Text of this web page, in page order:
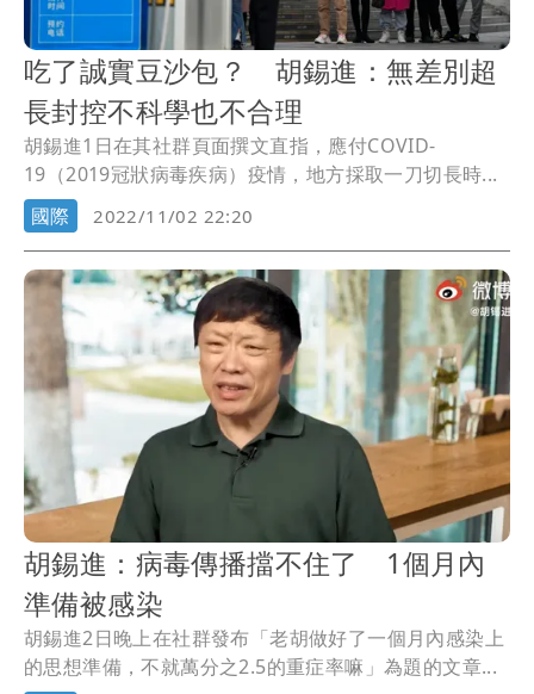
吃了誠實豆沙包？ 胡錫進：無差別超
長封控不科學也不合理
胡錫進1日在其社群頁面撰文直指，應付COVID-
19（2019冠狀病毒疾病）疫情，地方採取一刀切長時...
國際
2022/11/02 22:20
胡錫進：病毒傳播擋不住了 1個月內
準備被感染
胡錫進2日晚上在社群發布「老胡做好了一個月內感染上
的思想準備，不就萬分之2.5的重症率嘛」為題的文章...